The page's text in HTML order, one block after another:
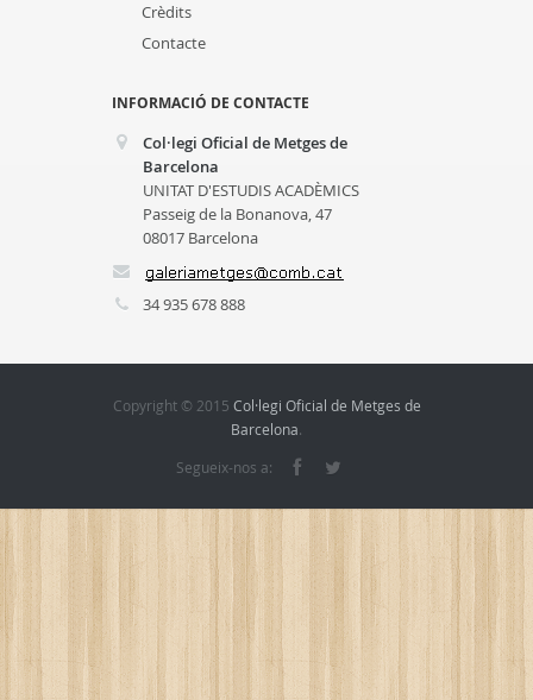
Crèdits
Contacte
INFORMACIÓ DE CONTACTE
Col·legi Oficial de Metges de
Barcelona
UNITAT D'ESTUDIS ACADÈMICS
Passeig de la Bonanova, 47
08017 Barcelona
34 935 678 888
Copyright © 2015 Col·legi Oficial de Metges de
Barcelona.
Segueix-nos a: